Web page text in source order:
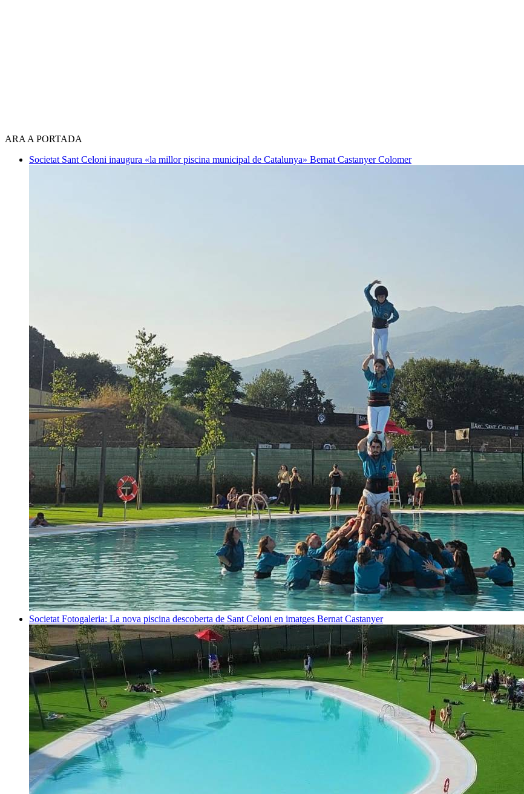
ARA A PORTADA
Societat Sant Celoni inaugura «la millor piscina municipal de Catalunya» Bernat Castanyer Colomer
Societat Fotogaleria: La nova piscina descoberta de Sant Celoni en imatges Bernat Castanyer